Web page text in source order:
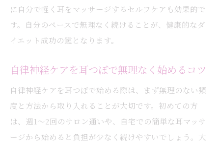
に自分で軽く耳をマッサージするセルフケアも効果的で
す。自分のペースで無理なく続けることが、健康的なダ
イエット成功の鍵となります。
自律神経ケアを耳つぼで無理なく始めるコツ
自律神経ケアを耳つぼで始める際は、まず無理のない頻
度と方法から取り入れることが大切です。初めての方
は、週1～2回のサロン通いや、自宅での簡単な耳マッサ
ージから始めると負担が少なく続けやすいでしょう。大